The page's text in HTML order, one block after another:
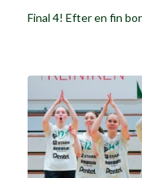
Final 4! Efter en fin